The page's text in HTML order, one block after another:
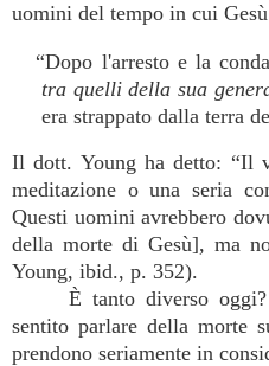
uomini del tempo in cui Gesù
“Dopo l'arresto e la
tra quelli della sua
era strappato dalla terra
Il dott. Young ha detto: “Il
meditazione o una seria
Questi uomini avrebbero
della morte di Gesù], ma
Young, ibid., p. 352).
È tanto diverso
sentito parlare della morte
prendono seriamente in